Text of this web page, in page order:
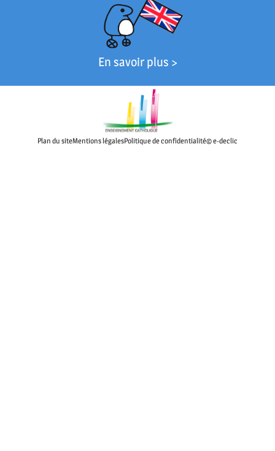
En savoir plus >
Plan du siteMentions légalesPolitique de confidentialité© e-declic